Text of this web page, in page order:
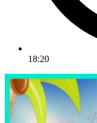
18:20